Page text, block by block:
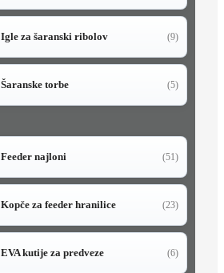
Igle za šaranski ribolov (9)
Šaranske torbe (5)
Feeder najloni (51)
Kopče za feeder hranilice (23)
EVA kutije za predveze (6)